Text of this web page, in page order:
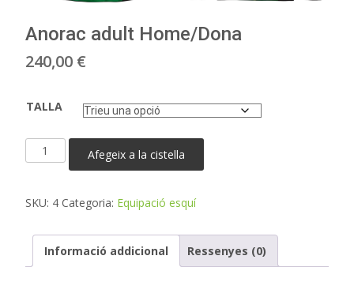
Anorac adult Home/Dona
240,00 €
TALLA
quantitat
de
adult
Afegeix a la cistella
SKU: 4 Categoria: Equipació esquí
Informació addicional Ressenyes (0)